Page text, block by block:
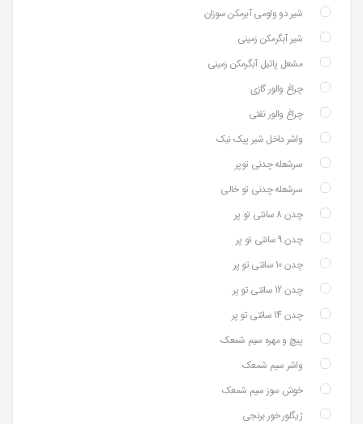
شیر دو ولومی آبرمکن سوزان
شیر آبگرمکن زمینی
مشعل پاتیل آبگرمکن زمینی
چراغ والور گازی
چراغ والور نفتی
واشر داخل شیر پیک نیک
سرشعله چدنی توپر
سرشعله چدنی تو خالی
چدن 8 سانتی تو پر
چدن 9 سانتی تو پر
چدن 10 سانتی تو پر
چدن 12 سانتی تو پر
چدن 14 سانتی تو پر
پیچ و مهره سیم شمعک
واشر سیم شمعک
خوش سوز سیم شمعک
ژیگلور خور برنجی